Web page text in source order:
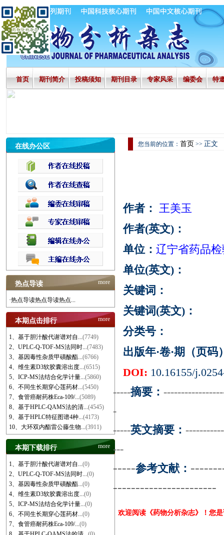
首页 期刊简介 投稿须知 期刊目录 专家风采 编委会 特
在线办公区
热点导读 more
·热点导读热点导读热点...
本期点击排行 more
1、基于胆汁酸代谢谱对自...(7749)
2、UPLC-Q-TOF-MS法同时...(7483)
3、基因毒性杂质甲磺酸酯...(6766)
4、维生素D3软胶囊溶出度...(6515)
5、ICP-MS法结合化学计量...(5860)
6、不同生长期穿心莲药材...(5450)
7、食管癌耐药株Eca-109/...(5089)
8、基于HPLC-QAMS法的清...(4545)
9、基于HPLC特征图谱4种...(4173)
10、大环双内酯雷公藤生物...(3911)
本期下载排行 more
1、基于胆汁酸代谢谱对自...(0)
2、UPLC-Q-TOF-MS法同时...(0)
3、基因毒性杂质甲磺酸酯...(0)
4、维生素D3软胶囊溶出度...(0)
5、ICP-MS法结合化学计量...(0)
6、不同生长期穿心莲药材...(0)
7、食管癌耐药株Eca-109/...(0)
您当前的位置： 首页 >> 正文
作者： 王美玉
作者(英文)：
单位： 辽宁省药品
单位(英文)：
关键词：
关键词(英文)：
分类号：
出版年·卷·期（页码
DOI: 10.16155/
-----摘要：
-
-----英文摘要：
---
-----参考文献：
-----------------------
欢迎阅读《药物分析杂志》！您